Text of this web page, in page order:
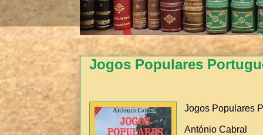
Jogos Populares
Jogos Populares
António Cabral